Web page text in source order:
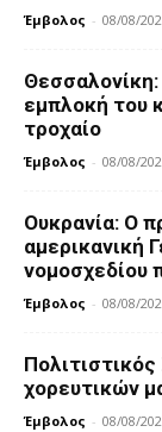
Έμβολος - 08/08/
εμπλοκή του
τροχαίο
Έμβολος - 08/08/
Ουκρανία: Ο
αμερικανική
νομοσχεδίου
Έμβολος - 08/08/
χορευτικών
Έμβολος - 08/08/